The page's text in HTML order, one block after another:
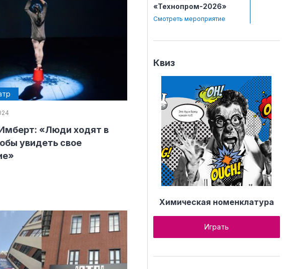
«Люди ходят в
увидеть свое
«Технопром-2026»
Смотреть мероприятие
Квиз
Химическая номенклатура
Играть